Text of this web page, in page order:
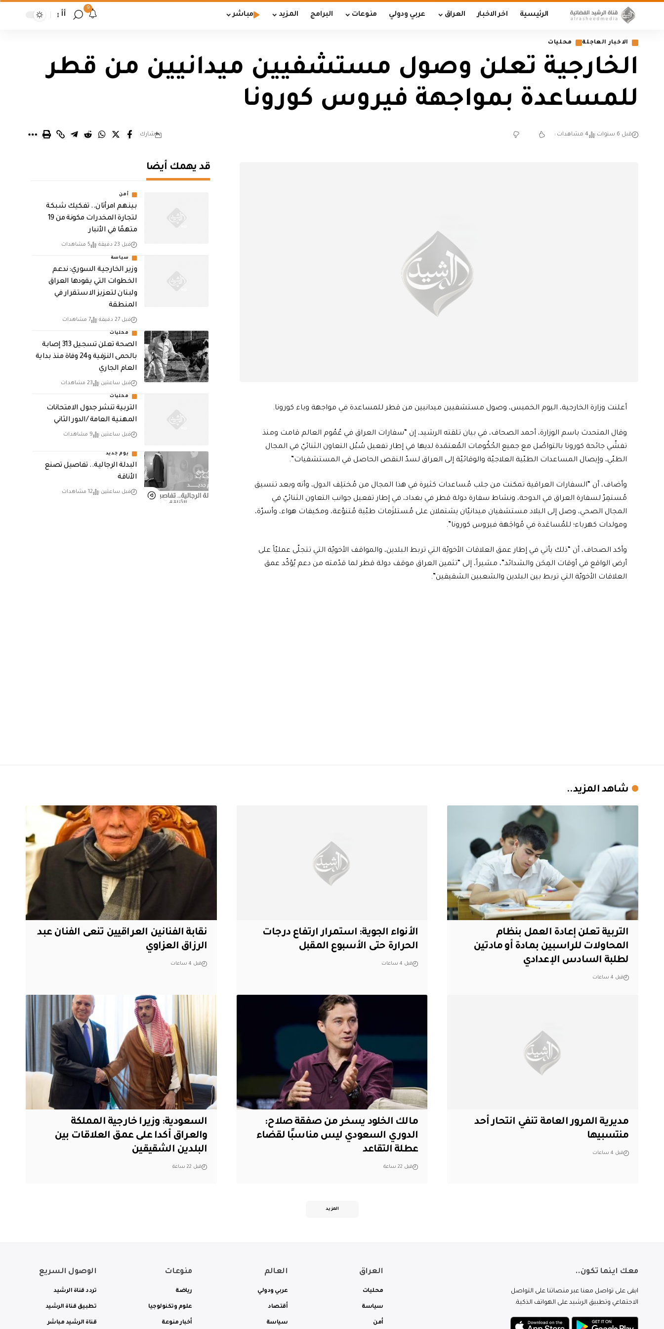
الرئيسية اخر الاخبار العراق عربي ودولي منوعات البرامج المزيد مباشر
9
أأ
الاخبار العاجلة محليات
الخارجية تعلن وصول مستشفيين ميدانيين من قطر
للمساعدة بمواجهة فيروس كورونا
قبل 6 سنوات 4 مشاهدات شارك
أعلنت وزارة الخارجية، اليوم الخميس، وصول مستشفيين ميدانيين من قطر للمساعدة في مواجهة وباء كورونا.
وقال المتحدث باسم الوزارة، أحمد الصحاف، في بيان تلقته الرشيد، إن “سفارات العراق في عُمُوم العالم قامت ومنذ
تفشّي جائحة كورونا بالتواصُل مع جميع الحُكُومات المُعتمَدة لديها في إطار تفعيل سُبُل التعاون الثنائيّ في المجال
الطبّي، وإيصال المساعدات الطبّية العلاجيّة والوقائيّة إلى العراق لسدّ النقص الحاصل في المستشفيات”.
وأضاف، أن “السفارات العراقية تمكنت من جلب مُساعدات كثيرة في هذا المجال من مُختلِف الدول، وأنه وبعد تنسيق
مُستمِرّ لسفارة العراق في الدوحة، ونشاط سفارة دولة قطر في بغداد، في إطار تفعيل جوانب التعاون الثنائيّ في
المجال الصحي، وصل إلى البلاد مستشفيان ميدانيّان يشتملان على مُستلزَمات طبّية مُتنوّعة، ومكيفات هواء، وأسرّة،
ومولدات كهرباء؛ للمُساعَدة في مُواجَهة فيروس كورونا”.
وأكد الصحاف، أن “ذلك يأتي في إطار عمق العلاقات الأخويّة التي تربط البلدين، والمواقف الأخويّة التي تتجلّى عمليّاً على
أرض الواقع في أوقات المِحَن والشدائد”، مشيراً، إلى “تثمين العراق موقف دولة قطر لما قدّمته من دعم يُؤكّد عمق
العلاقات الأخويّة التي تربط بين البلدين والشعبين الشقيقين”.
قد يهمك أيضا
أمن
بينهم امرأتان.. تفكيك شبكة
لتجارة المخدرات مكونة من 19
متهمًا في الأنبار
قبل 23 دقيقة 5 مشاهدات
سياسة
وزير الخارجية السوري: ندعم
الخطوات التي يقودها العراق
ولبنان لتعزيز الاستقرار في
المنطقة
قبل 27 دقيقة 7 مشاهدات
محليات
الصحة تعلن تسجيل 313 إصابة
بالحمى النزفية و24 وفاة منذ بداية
العام الجاري
قبل ساعتين 23 مشاهدات
محليات
التربية تنشر جدول الامتحانات
المهنية العامة /الدور الثاني
قبل ساعتين 9 مشاهدات
يوم جديد
البدلة الرجالية.. تفاصيل تصنع
الأناقة
قبل ساعتين 12 مشاهدات
شاهد المزيد..
التربية تعلن إعادة العمل بنظام
المحاولات للراسبين بمادة أو مادتين
لطلبة السادس الإعدادي
قبل 4 ساعات
الأنواء الجوية: استمرار ارتفاع درجات
الحرارة حتى الأسبوع المقبل
قبل 4 ساعات
نقابة الفنانين العراقيين تنعى الفنان عبد
الرزاق العزاوي
قبل 4 ساعات
مديرية المرور العامة تنفي انتحار أحد
منتسبيها
قبل 4 ساعات
مالك الخلود يسخر من صفقة صلاح:
الدوري السعودي ليس مناسبًا لقضاء
عطلة التقاعد
قبل 22 ساعة
السعودية: وزيرا خارجية المملكة
والعراق أكدا على عمق العلاقات بين
البلدين الشقيقين
قبل 22 ساعة
المزيد
معك اينما تكون..
ابقى على تواصل معنا عبر منصاتنا على التواصل
الاجتماعي وتطبيق الرشيد على الهواتف الذكية.
العراق
محليات
سياسة
أمن
العالم
عربي ودولي
أقتصاد
سياسة
منوعات
رياضة
علوم وتكنولوجيا
أخبار منوعة
الوصول السريع
تردد قناة الرشيد
تطبيق قناة الرشيد
قناة الرشيد مباشر